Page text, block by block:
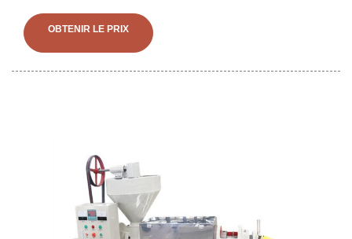
floconnées et cuites afin que le processus d'extraction de l'huile
puisse être effectué de manière plus efficace. Semence
OBTENIR LE PRIX